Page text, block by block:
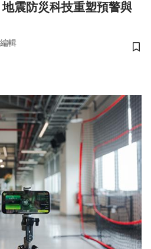
震防災科技重塑預警與
輯
儲